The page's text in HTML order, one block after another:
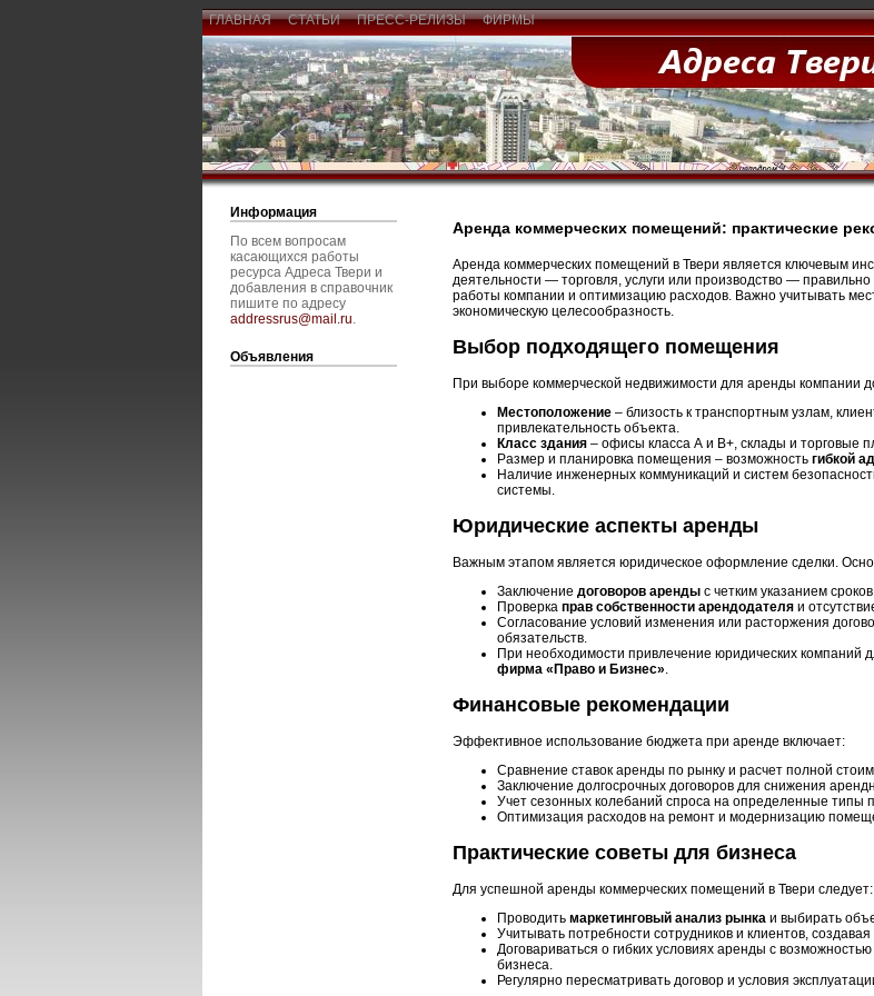
ГЛАВНАЯ СТАТЬИ ПРЕСС-РЕЛИЗЫ ФИРМЫ
Информация
По всем вопросам
касающихся работы
ресурса Адреса Твери и
добавления в справочник
пишите по адресу
addressrus@mail.ru.
Объявления
Аренда коммерческих помещений: практические
Аренда коммерческих помещений в Твери является ключевым
деятельности — торговля, услуги или производство —
работы компании и оптимизацию расходов. Важно учитывать
экономическую целесообразность.
Выбор подходящего помещения
При выборе коммерческой недвижимости для аренды компании
Местоположение – близость к транспортным узлам,
привлекательность объекта.
Класс здания – офисы класса А и B+, склады и торговые
Размер и планировка помещения – возможность гибкой
Наличие инженерных коммуникаций и систем
системы.
Юридические аспекты аренды
Важным этапом является юридическое оформление сделки.
Заключение договоров аренды с четким указанием
Проверка прав собственности арендодателя и
Согласование условий изменения или расторжения
обязательств.
При необходимости привлечение юридических компаний
фирма «Право и Бизнес»
Финансовые рекомендации
Эффективное использование бюджета при аренде включает:
Сравнение ставок аренды по рынку и расчет полной
Заключение долгосрочных договоров для снижения
Учет сезонных колебаний спроса на определенные типы
Оптимизация расходов на ремонт и модернизацию
Практические советы для бизнеса
Для успешной аренды коммерческих помещений в Твери следует:
Проводить маркетинговый анализ рынка и выбирать
Учитывать потребности сотрудников и клиентов,
Договариваться о гибких условиях аренды с
бизнеса.
Регулярно пересматривать договор и условия